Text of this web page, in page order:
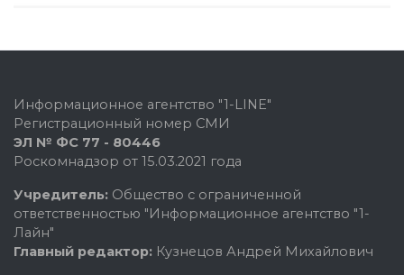
Информационное агентство "1-LINE"
Регистрационный номер СМИ
ЭЛ № ФС 77 - 80446
Роскомнадзор от 15.03.2021 года
Учредитель: Общество с ограниченной
ответственностью "Информационное агентство "1-
Лайн"
Главный редактор: Кузнецов Андрей Михайлович